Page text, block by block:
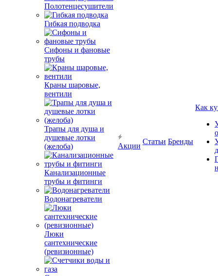
Полотенцесушители
Гибкая подводка
Сифоны и фановые
трубы
Краны шаровые,
вентили
Трапы для душа и
душевые лотки
(желоба)
Канализационные
трубы и фитинги
Водонагреватели
Люки
сантехнические
(ревизионные)
Акции
Статьи Бренды
Как